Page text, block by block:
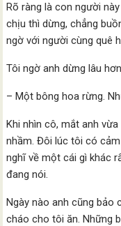
Rõ ràng là con người
chịu thì dừng, chẳng
ngờ với người cùng quê
Tôi ngờ anh dừng lâu
– Một bông hoa rừng.
Khi nhìn cô, mắt anh
nhầm. Đôi lúc tôi có
nghĩ về một cái gì khác
đang nói.
Ngày nào anh cũng bảo
cháo cho tôi ăn. Những